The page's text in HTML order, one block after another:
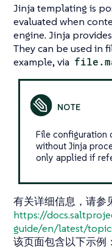
Jinja templating is
evaluated when
engine. Jinja
They can be used in
example, via
File configuration
without Jinja
only applied if
有关详细信息，请参
https://
guide/en/latest/
该页面包含以下示例：